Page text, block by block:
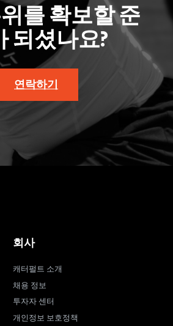
를 확보할 준
되셨나요?
연락하기
회사
캐터펄트 소개
채용 정보
투자자 센터
개인정보 보호정책